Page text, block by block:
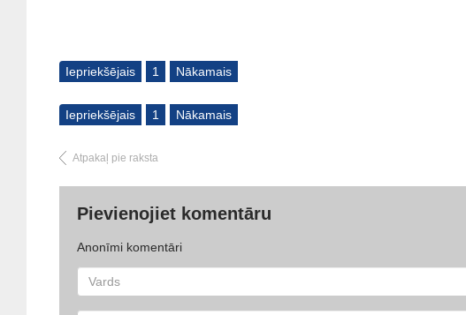
Iepriekšējais 1 Nākamais
Iepriekšējais 1 Nākamais
Atpakaļ pie raksta
Pievienojiet komentāru
Anonīmi komentāri